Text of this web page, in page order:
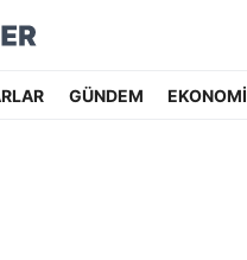
GÜNDEM EKONOMİ